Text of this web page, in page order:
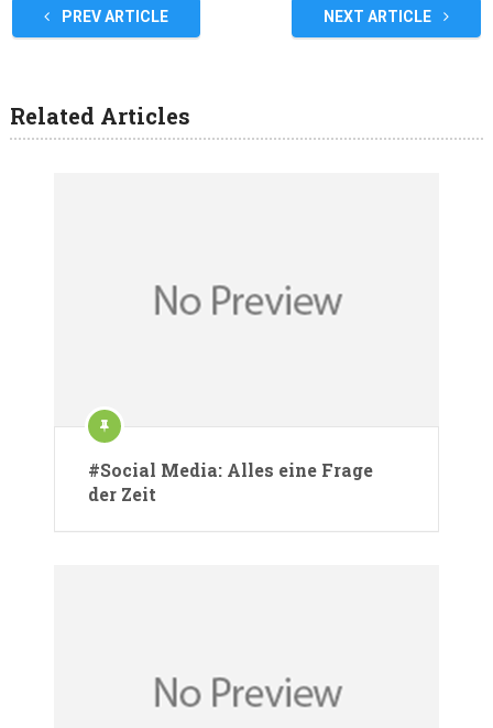
PREV ARTICLE NEXT ARTICLE
Related Articles
#Social Media: Alles eine Frage
der Zeit